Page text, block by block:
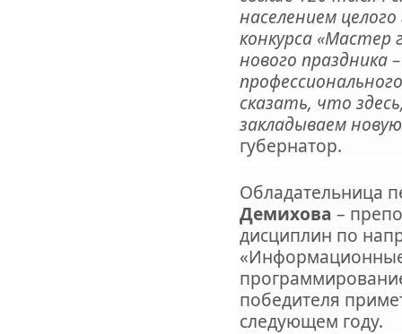
населением
конкурса «Мастер
нового праздника
сказать, что
закладываем
губернатор.
Обладательница
Демихова –
дисциплин по
победителя
следующем году.